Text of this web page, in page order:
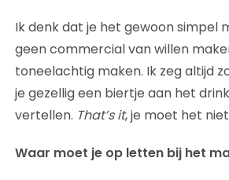
Ik denk dat je het gewoon simpel
geen commercial van willen
toneelachtig maken. Ik zeg altijd
je gezellig een biertje aan het
vertellen. That’s it, je moet het
Waar moet je op letten bij het